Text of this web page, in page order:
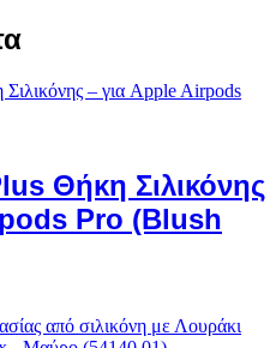
Θήκη Σιλικόνης
Pro (Blush